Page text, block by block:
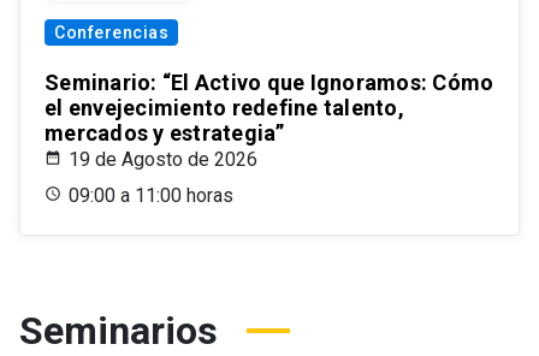
Conferencias
Seminario: “El Activo que Ignoramos: Cómo
el envejecimiento redefine talento,
mercados y estrategia”
19 de Agosto de 2026
09:00 a 11:00 horas
Seminarios